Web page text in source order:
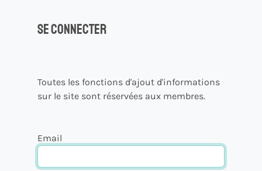
Se connecter
Toutes les fonctions d'ajout d'informations
sur le site sont réservées aux membres.
Email